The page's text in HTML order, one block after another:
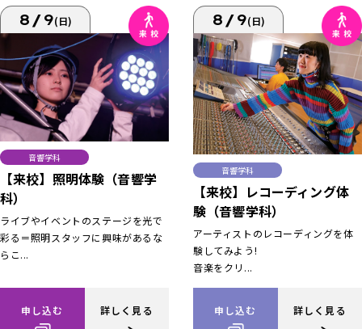
8/9(日)
音響学科
【来校】照明体験（音響学
科）
ライブやイベントのステージを光で
彩る＝照明スタッフに興味があるな
らこ...
申し込む 詳しく見る
8/9(日)
音響学科
【来校】レコーディング体
験（音響学科）
アーティストのレコーディングを体
験してみよう!
音楽をクリ...
申し込む 詳しく見る